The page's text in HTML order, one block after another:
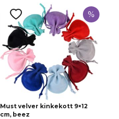
%
Must velver kinkekott 9×12
cm, beez